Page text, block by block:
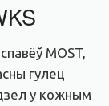
MOST,
гулец
у кожным